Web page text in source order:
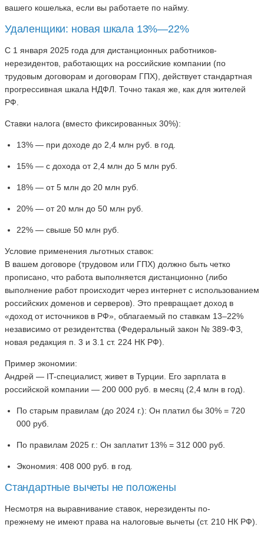
вашего кошелька, если вы работаете по найму.
Удаленщики: новая шкала 13%—22%
С 1 января 2025 года для дистанционных работников-
нерезидентов, работающих на российские компании (по
трудовым договорам и договорам ГПХ), действует стандартная
прогрессивная шкала НДФЛ. Точно такая же, как для жителей
РФ.
Ставки налога (вместо фиксированных 30%):
13% — при доходе до 2,4 млн руб. в год.
15% — с дохода от 2,4 млн до 5 млн руб.
18% — от 5 млн до 20 млн руб.
20% — от 20 млн до 50 млн руб.
22% — свыше 50 млн руб.
Условие применения льготных ставок:
В вашем договоре (трудовом или ГПХ) должно быть четко
прописано, что работа выполняется дистанционно (либо
выполнение работ происходит через интернет с использованием
российских доменов и серверов). Это превращает доход в
«доход от источников в РФ», облагаемый по ставкам 13–22%
независимо от резидентства (Федеральный закон № 389-ФЗ,
новая редакция п. 3 и 3.1 ст. 224 НК РФ).
Пример экономии:
Андрей — IT-специалист, живет в Турции. Его зарплата в
российской компании — 200 000 руб. в месяц (2,4 млн в год).
По старым правилам (до 2024 г.): Он платил бы 30% = 720
000 руб.
По правилам 2025 г.: Он заплатит 13% = 312 000 руб.
Экономия: 408 000 руб. в год.
Стандартные вычеты не положены
Несмотря на выравнивание ставок, нерезиденты по-
прежнему не имеют права на налоговые вычеты (ст. 210 НК РФ).